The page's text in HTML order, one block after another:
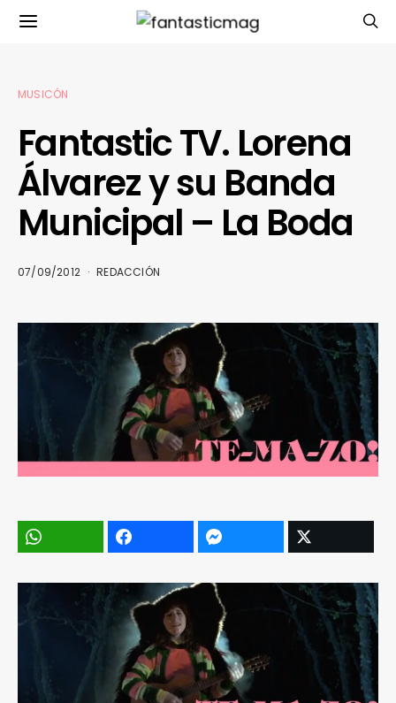
MUSICÓN
Fantastic TV. Lorena
Álvarez y su Banda
Municipal – La Boda
07/09/2012 REDACCIÓN